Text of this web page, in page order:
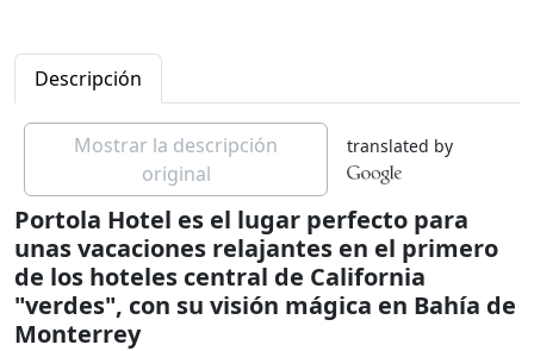
Descripción
Mostrar la descripción
original
translated by
Portola Hotel es el lugar perfecto para
unas vacaciones relajantes en el primero
de los hoteles central de California
"verdes", con su visión mágica en Bahía de
Monterrey